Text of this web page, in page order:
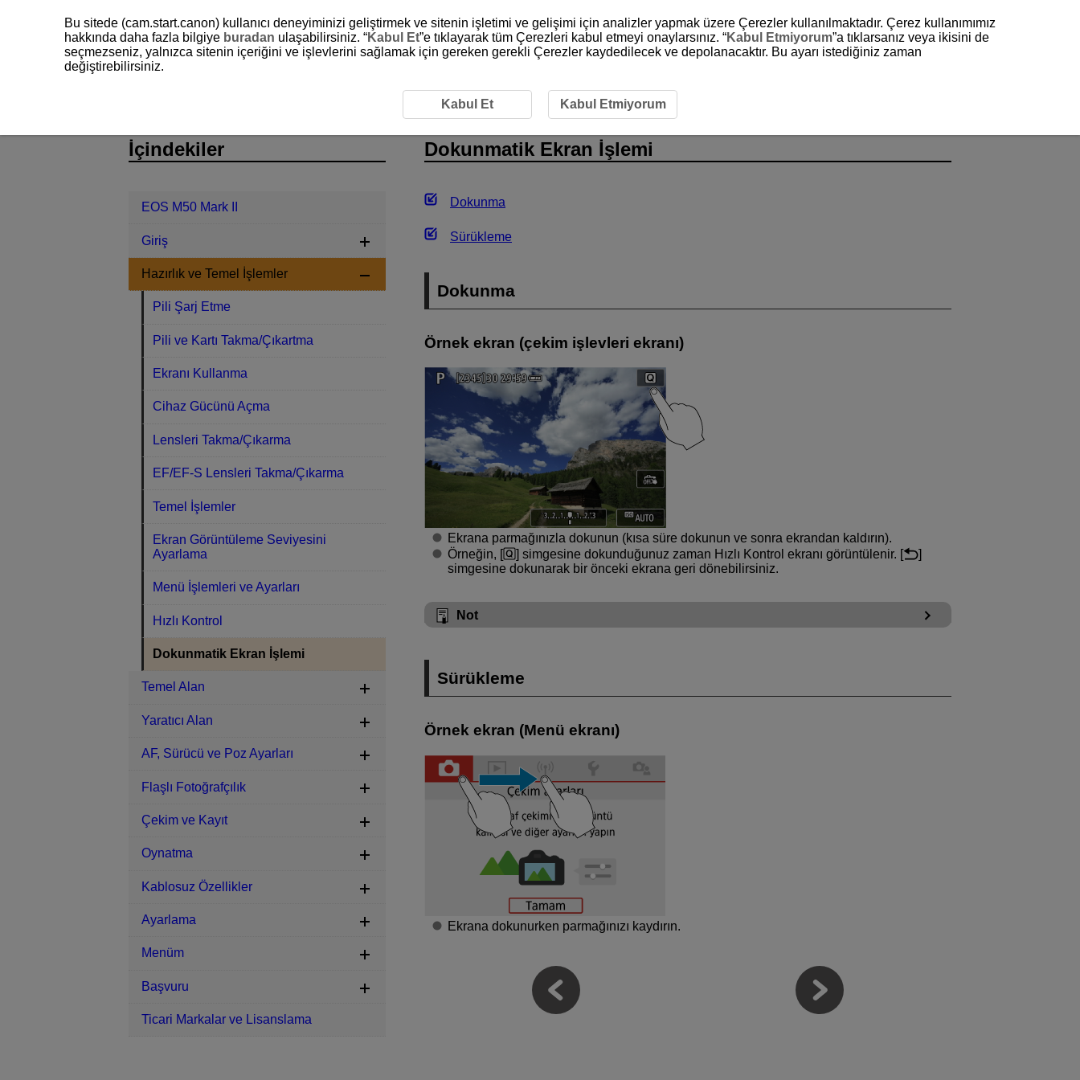
Dokunmatik Ekran İşlemi
Dokunma
Sürükleme
Dokunma
Örnek ekran (çekim işlevleri ekranı)
Ekrana parmağınızla dokunun (kısa süre dokunun ve sonra ekrandan kaldırın).
Örneğin, [
] simgesine dokunduğunuz zaman Hızlı Kontrol ekranı görüntülenir. [
]
simgesine dokunarak bir önceki ekrana geri dönebilirsiniz.
Not
Sürükleme
Örnek ekran (Menü ekranı)
Ekrana dokunurken parmağınızı kaydırın.
İçindekiler
EOS M50 Mark II
Giriş
Hazırlık ve Temel İşlemler
Pili Şarj Etme
Pili ve Kartı Takma/Çıkartma
Ekranı Kullanma
Cihaz Gücünü Açma
Lensleri Takma/Çıkarma
EF/EF-S Lensleri Takma/Çıkarma
Temel İşlemler
Ekran Görüntüleme Seviyesini
Ayarlama
Menü İşlemleri ve Ayarları
Hızlı Kontrol
Dokunmatik Ekran İşlemi
Temel Alan
Yaratıcı Alan
AF, Sürücü ve Poz Ayarları
Flaşlı Fotoğrafçılık
Çekim ve Kayıt
Oynatma
Kablosuz Özellikler
Ayarlama
Menüm
Başvuru
Ticari Markalar ve Lisanslama
Bu sitede (cam.start.canon) kullanıcı deneyiminizi geliştirmek ve sitenin işletimi ve gelişimi için analizler yapmak üzere Çerezler kullanılmaktadır. Çerez kullanımımız
hakkında daha fazla bilgiye buradan ulaşabilirsiniz. “Kabul Et”e tıklayarak tüm Çerezleri kabul etmeyi onaylarsınız. “Kabul Etmiyorum”a tıklarsanız veya ikisini de
seçmezseniz, yalnızca sitenin içeriğini ve işlevlerini sağlamak için gereken gerekli Çerezler kaydedilecek ve depolanacaktır. Bu ayarı istediğiniz zaman
değiştirebilirsiniz.
Kabul Et Kabul Etmiyorum